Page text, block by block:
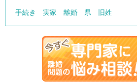
手続き 実家 離婚 県 旧姓